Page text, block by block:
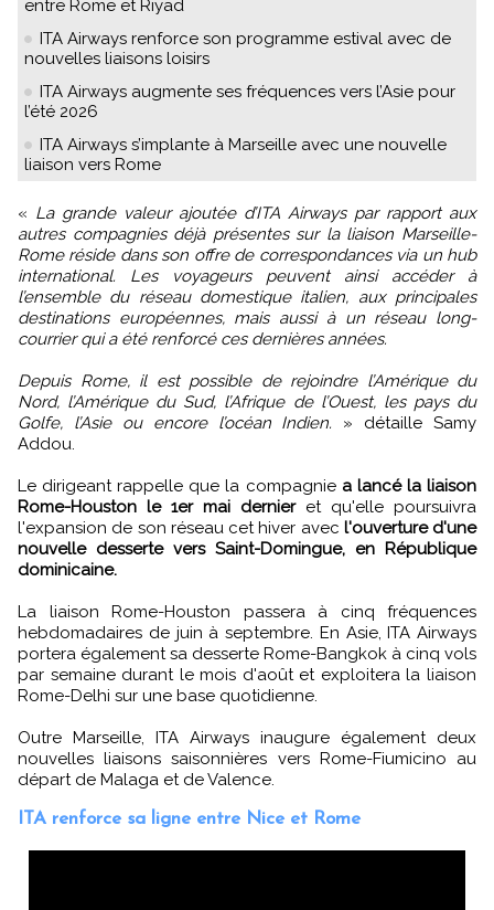
entre Rome et Riyad
ITA Airways renforce son programme estival avec de
nouvelles liaisons loisirs
ITA Airways augmente ses fréquences vers l’Asie pour
l’été 2026
ITA Airways s’implante à Marseille avec une nouvelle
liaison vers Rome
« La grande valeur ajoutée d’ITA Airways par rapport aux
autres compagnies déjà présentes sur la liaison Marseille-
Rome réside dans son offre de correspondances via un hub
international. Les voyageurs peuvent ainsi accéder à
l’ensemble du réseau domestique italien, aux principales
destinations européennes, mais aussi à un réseau long-
courrier qui a été renforcé ces dernières années.
Depuis Rome, il est possible de rejoindre l’Amérique du
Nord, l’Amérique du Sud, l’Afrique de l’Ouest, les pays du
Golfe, l’Asie ou encore l’océan Indien. » détaille Samy
Addou.
Le dirigeant rappelle que la compagnie a lancé la liaison
Rome-Houston le 1er mai dernieret qu'elle poursuivra
l'expansion de son réseau cet hiver avec l'ouverture d'une
nouvelle desserte vers Saint-Domingue, en République
dominicaine.
La liaison Rome-Houston passera à cinq fréquences
hebdomadaires de juin à septembre. En Asie, ITA Airways
portera également sa desserte Rome-Bangkok à cinq vols
par semaine durant le mois d'août et exploitera la liaison
Rome-Delhi sur une base quotidienne.
Outre Marseille, ITA Airways inaugure également deux
nouvelles liaisons saisonnières vers Rome-Fiumicino au
départ de Malaga et de Valence.
ITA renforce sa ligne entre Nice et Rome